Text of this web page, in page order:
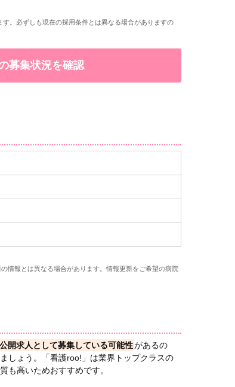
。必ずしも現在の採用条件とは異なる場合がありますの
募集状況を確認
情報とは異なる場合があります。情報更新をご希望の病院
開求人として募集している可能性があるの
しょう。「看護roo!」は業界トップクラスの
も高いためおすすめです。